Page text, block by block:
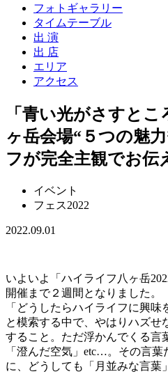
フォトギャラリー
タイムテーブル
出 演
出 店
エリア
アクセス
「青い光がさすと
ヶ岳会場“５つの魅
フが完全主観でお伝
イベント
フェス2022
2022.09.01
いよいよ「ハイライフ八ヶ岳
開催まで２週間となりました。
「どうしたらハイライフに興味
と模索する中で、やはりハズせ
すること。ただ浮かんでくる言
「澄んだ空気」etc…。その言
に、どうしても「月並みな言葉